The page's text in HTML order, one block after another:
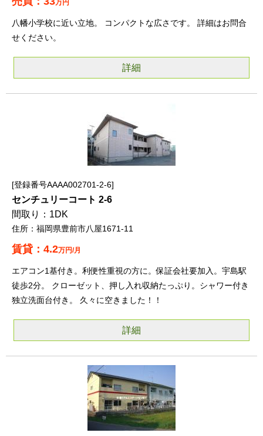
万円
八幡小学校に近い立地。 コンパクトな広さです。 詳細はお問合
せください。
詳細
登録番号AAAA002701-2-6
センチュリーコート 2-6
1DK
福岡県豊前市八屋1671-11
4.2万円/月
エアコン1基付き。利便性重視の方に。保証会社要加入。宇島駅
徒歩2分。 クローゼット、押し入れ収納たっぷり。シャワー付き
独立洗面台付き。 久々に空きました！！
詳細